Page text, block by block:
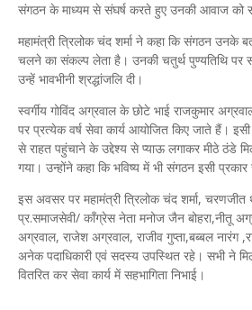
संगठन के माध्यम से संघर्ष करते हुए उनकी आवाज को
महामंत्री त्रिलोक चंद शर्मा ने कहा कि संगठन उनके
चलने का संकल्प लेता है। उनकी चतुर्थ पुण्यतिथि पर
उन्हें भावभीनी श्रद्धांजलि दी।
स्वर्गीय गोविंद अग्रवाल के छोटे भाई राजकुमार
पर प्रत्येक वर्ष सेवा कार्य आयोजित किए जाते हैं। इसी
से राहत पहुंचाने के उद्देश्य से प्याऊ लगाकर मीठे ठंडे
गया। उन्होंने कहा कि भविष्य में भी संगठन इसी
इस अवसर पर महामंत्री त्रिलोक चंद शर्मा, चरणजीत
प्र.समाजसेवी/ कॉंग्रेस नेता मनोज जैन बोहरा,नीतू
अग्रवाल, राजेश अग्रवाल, राजीव गुप्ता,बब्बल
अनेक पदाधिकारी एवं सदस्य उपस्थित रहे। सभी ने
वितरित कर सेवा कार्य में सहभागिता निभाई।